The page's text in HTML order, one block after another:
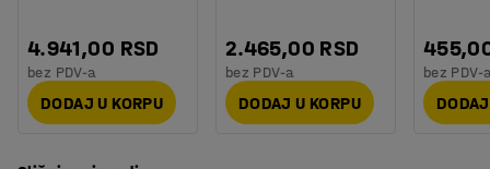
4.941,00 RSD
bez PDV-a
DODAJ U KORPU
2.465,00 RSD
bez PDV-a
DODAJ U KORPU
bez PDV-